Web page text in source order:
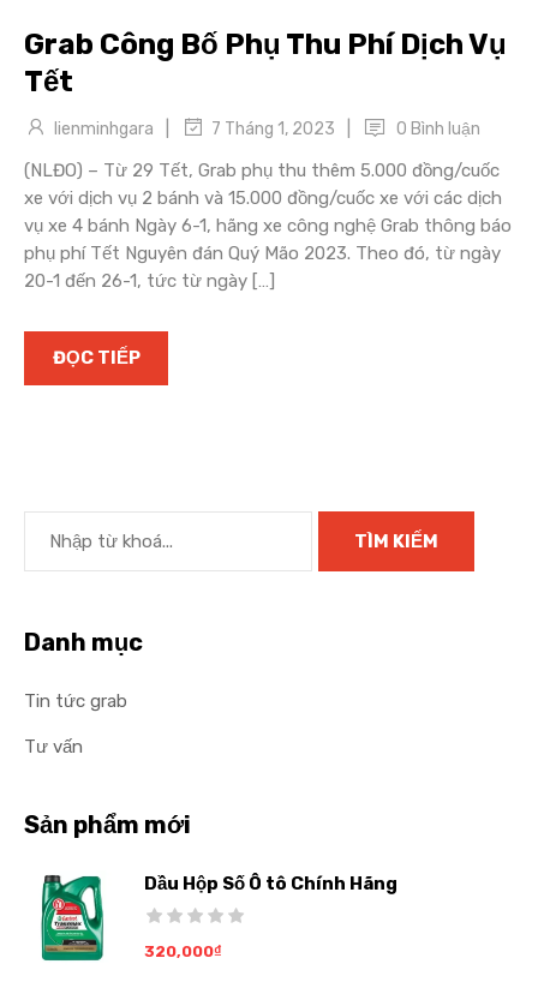
Grab Công Bố Phụ Thu Phí Dịch Vụ
Tết
lienminhgara 7 Tháng 1, 2023 0 Bình luận
(NLĐO) – Từ 29 Tết, Grab phụ thu thêm 5.000 đồng/cuốc
xe với dịch vụ 2 bánh và 15.000 đồng/cuốc xe với các dịch
vụ xe 4 bánh Ngày 6-1, hãng xe công nghệ Grab thông báo
phụ phí Tết Nguyên đán Quý Mão 2023. Theo đó, từ ngày
20-1 đến 26-1, tức từ ngày […]
ĐỌC TIẾP
Danh mục
Tin tức grab
Tư vấn
Sản phẩm mới
Dầu Hộp Số Ô tô Chính Hãng
320,000₫